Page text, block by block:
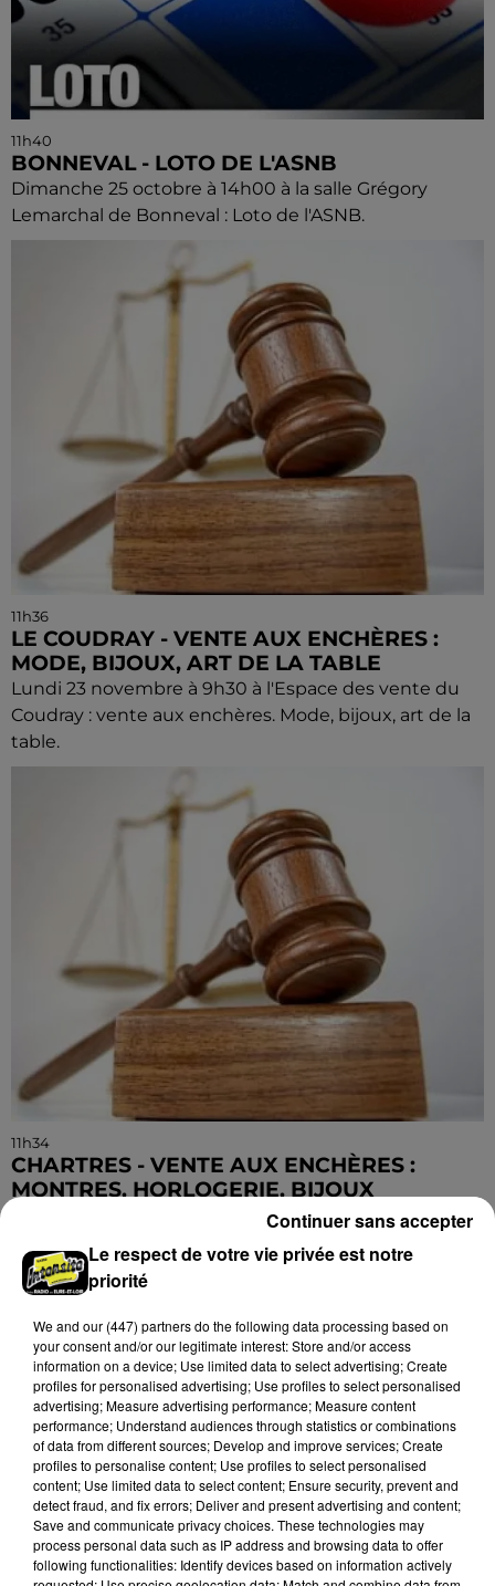
11h40
BONNEVAL - LOTO DE L'ASNB
Dimanche 25 octobre à 14h00 à la salle Grégory
Lemarchal de Bonneval : Loto de l'ASNB.
11h36
LE COUDRAY - VENTE AUX ENCHÈRES :
MODE, BIJOUX, ART DE LA TABLE
Lundi 23 novembre à 9h30 à l'Espace des vente du
Coudray : vente aux enchères. Mode, bijoux, art de la
table.
11h34
CHARTRES - VENTE AUX ENCHÈRES :
MONTRES, HORLOGERIE, BIJOUX
Samedi 21 novembre à 14h00 à la Galerie de Chartres :
orfèvrerie.
Le respect de votre vie privée est notre
priorité
We and our (447) partnersdo the following data processing based on
your consent and/or our legitimate interest: Store and/or access
information on a device; Use limited data to select advertising; Create
profiles for personalised advertising; Use profiles to select personalised
advertising; Measure advertising performance; Measure content
performance; Understand audiences through statistics or combinations
of data from different sources; Develop and improve services; Create
profiles to personalise content; Use profiles to select personalised
content; Use limited data to select content; Ensure security, prevent and
detect fraud, and fix errors; Deliver and present advertising and content;
Save and communicate privacy choices. These technologies may
process personal data such as IP address and browsing data to offer
following functionalities: Identify devices based on information actively
Continuer sans accepter